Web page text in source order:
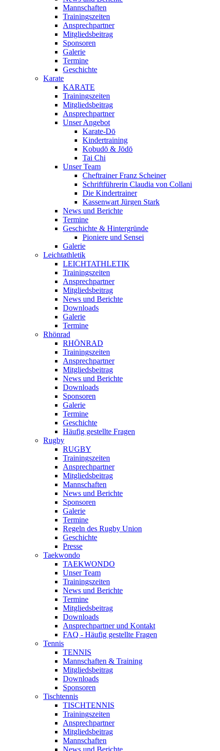
Mannschaften
Trainingszeiten
Ansprechpartner
Mitgliedsbeitrag
Sponsoren
Galerie
Termine
Geschichte
Karate
KARATE
Trainingszeiten
Mitgliedsbeitrag
Ansprechpartner
Unser Angebot
Karate-Dō
Kindertraining
Kobudō & Jōdō
Tai Chi
Unser Team
Cheftrainer Franz Scheiner
Schriftführerin Claudia von Collani
Die Kindertrainer
Kassenwart Jürgen Stark
News und Berichte
Termine
Geschichte & Hintergründe
Pioniere und Sensei
Galerie
Leichtathletik
LEICHTATHLETIK
Trainingszeiten
Ansprechpartner
Mitgliedsbeitrag
News und Berichte
Downloads
Galerie
Termine
Rhönrad
RHÖNRAD
Trainingszeiten
Ansprechpartner
Mitgliedsbeitrag
News und Berichte
Downloads
Sponsoren
Galerie
Termine
Geschichte
Häufig gestellte Fragen
Rugby
RUGBY
Trainingszeiten
Ansprechpartner
Mitgliedsbeitrag
Mannschaften
News und Berichte
Sponsoren
Galerie
Termine
Regeln des Rugby Union
Geschichte
Presse
Taekwondo
TAEKWONDO
Unser Team
Trainingszeiten
News und Berichte
Termine
Mitgliedsbeitrag
Downloads
Ansprechpartner und Kontakt
FAQ - Häufig gestellte Fragen
Tennis
TENNIS
Mannschaften & Training
Mitgliedsbeitrag
Downloads
Sponsoren
Tischtennis
TISCHTENNIS
Trainingszeiten
Ansprechpartner
Mitgliedsbeitrag
Mannschaften
News und Berichte